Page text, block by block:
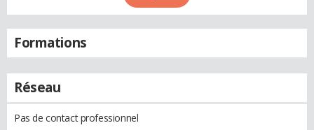
Formations
Réseau
Pas de contact professionnel